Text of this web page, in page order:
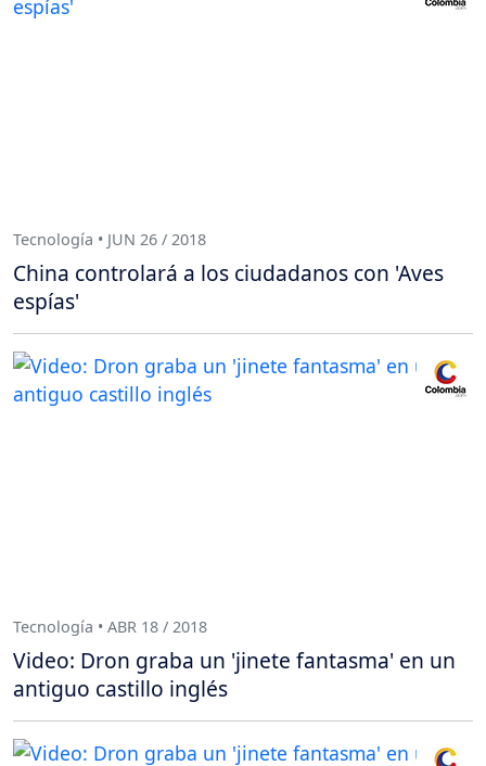
Tecnología • JUN 26 / 2018
China controlará a los ciudadanos con 'Aves
espías'
Tecnología • ABR 18 / 2018
Video: Dron graba un 'jinete fantasma' en un
antiguo castillo inglés